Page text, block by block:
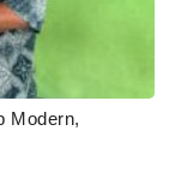
Modern,